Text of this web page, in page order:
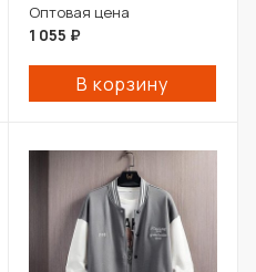
Оптовая цена
1 055 ₽
В корзину